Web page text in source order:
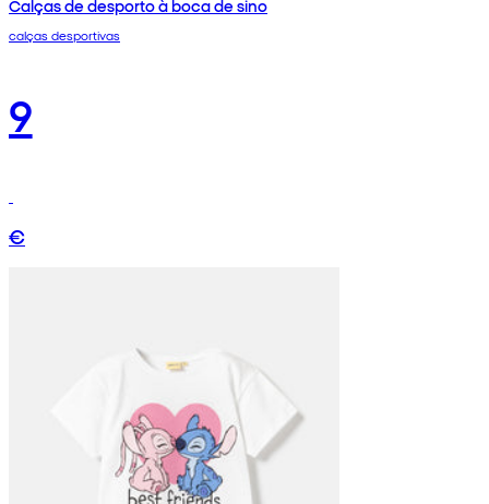
Calças de desporto à boca de sino
calças desportivas
9
€